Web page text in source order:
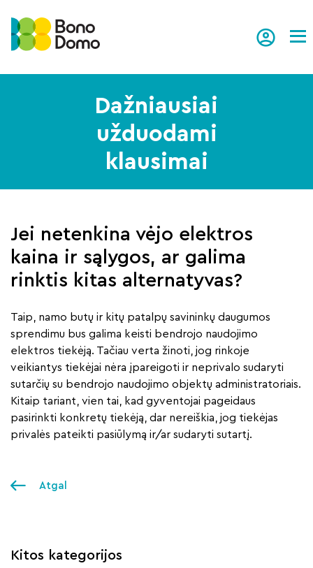
Dažniausiai
užduodami
klausimai
Jei netenkina vėjo elektros
kaina ir sąlygos, ar galima
rinktis kitas alternatyvas?
Taip, namo butų ir kitų patalpų savininkų daugumos
sprendimu bus galima keisti bendrojo naudojimo
elektros tiekėją. Tačiau verta žinoti, jog rinkoje
veikiantys tiekėjai nėra įpareigoti ir neprivalo sudaryti
sutarčių su bendrojo naudojimo objektų administratoriais.
Kitaip tariant, vien tai, kad gyventojai pageidaus
pasirinkti konkretų tiekėją, dar nereiškia, jog tiekėjas
privalės pateikti pasiūlymą ir/ar sudaryti sutartį.
Atgal
Kitos kategorijos